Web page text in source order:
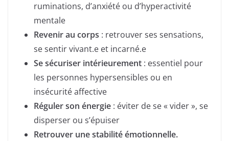
ruminations, d’anxiété ou d’hyperactivité
mentale
Revenir au corps : retrouver ses sensations,
se sentir vivant.e et incarné.e
Se sécuriser intérieurement : essentiel pour
les personnes hypersensibles ou en
insécurité affective
Réguler son énergie : éviter de se « vider », se
disperser ou s’épuiser
Retrouver une stabilité émotionnelle.